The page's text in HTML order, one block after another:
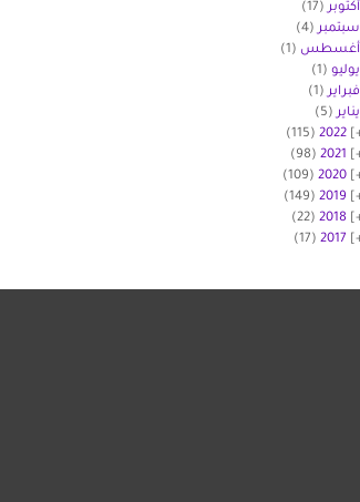
أكتوبر(17)
سبتمبر(4)
أغسطس (1)
يوليو (1)
فبراير(1)
يناير(5)
2022
(115)
2021
(98)
2020
(109)
2019
(149)
2018
(22)
2017
(17)